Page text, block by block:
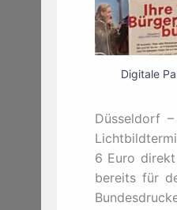
Digitale
Düsseldorf
6 Euro
bereits für